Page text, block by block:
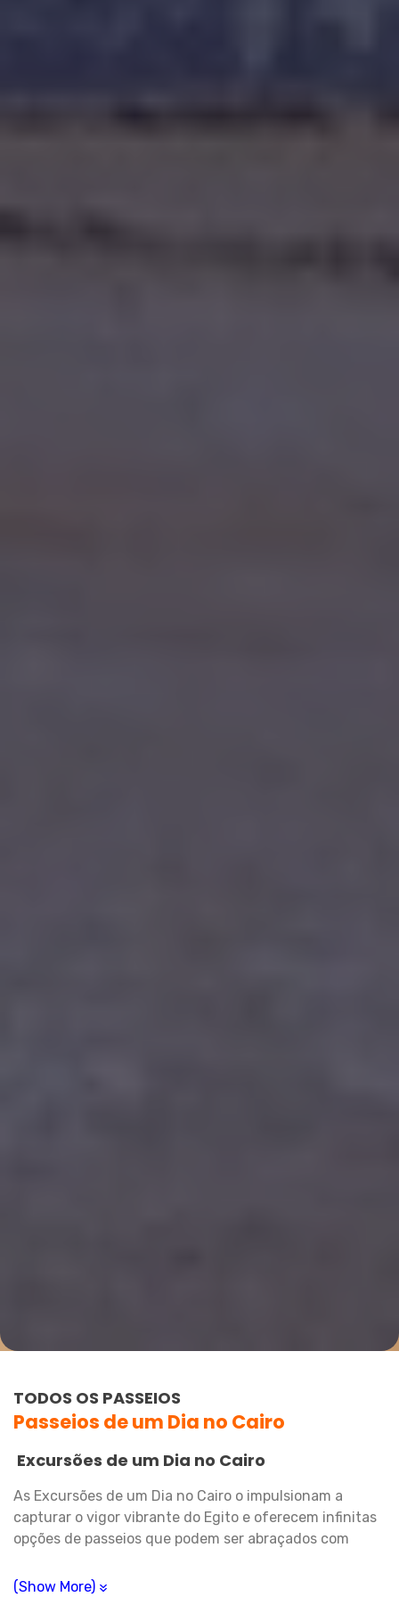
TODOS OS PASSEIOS
Passeios de um Dia no Cairo
Excursões de um Dia no Cairo
As Excursões de um Dia no Cairo o impulsionam a
capturar o vigor vibrante do Egito e oferecem infinitas
opções de passeios que podem ser abraçados com
apenas um espectador da história, cultura ou tradição,
(Show More)